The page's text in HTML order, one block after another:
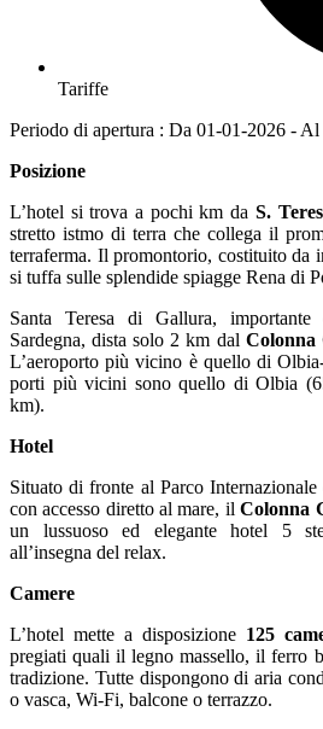
Tariffe
Periodo di apertura : Da 01-01-2026 -
Posizione
L’hotel si trova a pochi km da S.
stretto istmo di terra che collega il
terraferma. Il promontorio, costituito da
si tuffa sulle splendide spiagge Rena di
Santa Teresa di Gallura,
Sardegna, dista solo 2 km dal Colonna
L’aeroporto più vicino è quello di
porti più vicini sono quello di Olbia
km).
Hotel
Situato di fronte al Parco
con accesso diretto al mare, ilColonna
un lussuoso ed elegante hotel 5
all’insegna del relax.
Camere
L’hotel mette a disposizione 125
pregiati quali il legno massello, il ferro
tradizione. Tutte dispongono di aria
o vasca, Wi-Fi, balcone o terrazzo.